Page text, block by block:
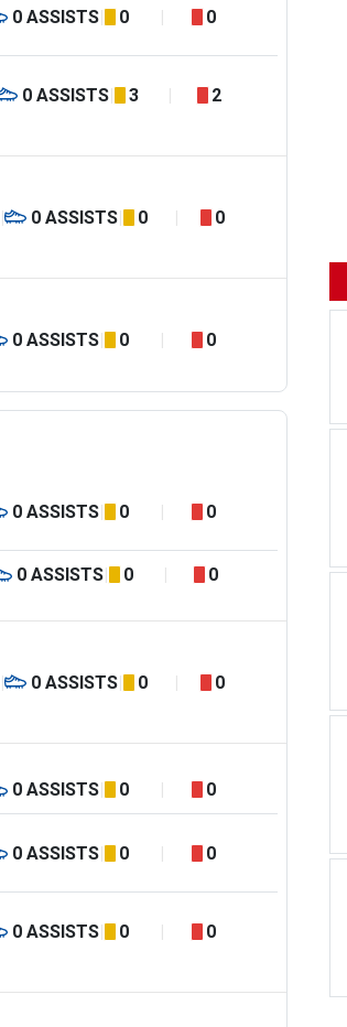
0 ASSISTS 0 0
0 ASSISTS 3 2
0 ASSISTS 0 0
0 ASSISTS 0 0
0 ASSISTS 0 0
0 ASSISTS 0 0
0 ASSISTS 0 0
0 ASSISTS 0 0
0 ASSISTS 0 0
0 ASSISTS 0 0